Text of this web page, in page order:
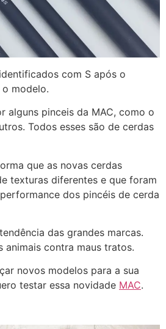
com S após o
modelo.
alguns pinceis da MAC, como o
Todos esses são de cerdas
que as novas cerdas
texturas diferentes e que foram
dos pincéis de cerda
das grandes marcas.
animais contra maus tratos.
novos modelos para a sua
testar essa novidade MAC.